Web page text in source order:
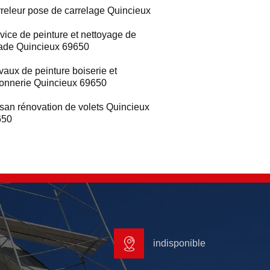
pose de carrelage Quincieux
de peinture et nettoyage de
Quincieux 69650
de peinture boiserie et
Quincieux 69650
rénovation de volets Quincieux
indisponible